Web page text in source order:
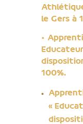
le Gers à
⦁
100%.
«